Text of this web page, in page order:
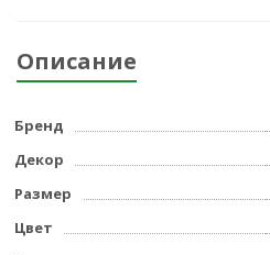
Описание
Бренд
Декор
Размер
Цвет